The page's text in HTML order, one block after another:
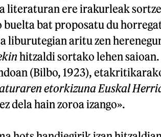
literaturan ere irakurleak
buelta bat proposatu du
liburutegian aritu zen
hitzaldi sortako lehen
(Bilbo, 1923),
etorkizuna Euskal
dela hain zoroa izango».